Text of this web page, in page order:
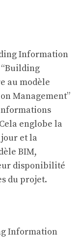
Information
au modèle
Management”
englobe la
et la
BIM,
disponibilité
du projet.
Information